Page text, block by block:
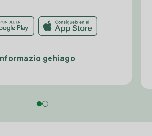
Informazio gehiago